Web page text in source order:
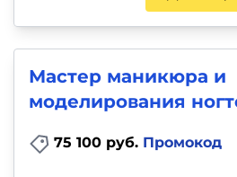
Мастер маникюра и
моделирования
75 100 руб. Промокод
и
Прочее
Репетиторы